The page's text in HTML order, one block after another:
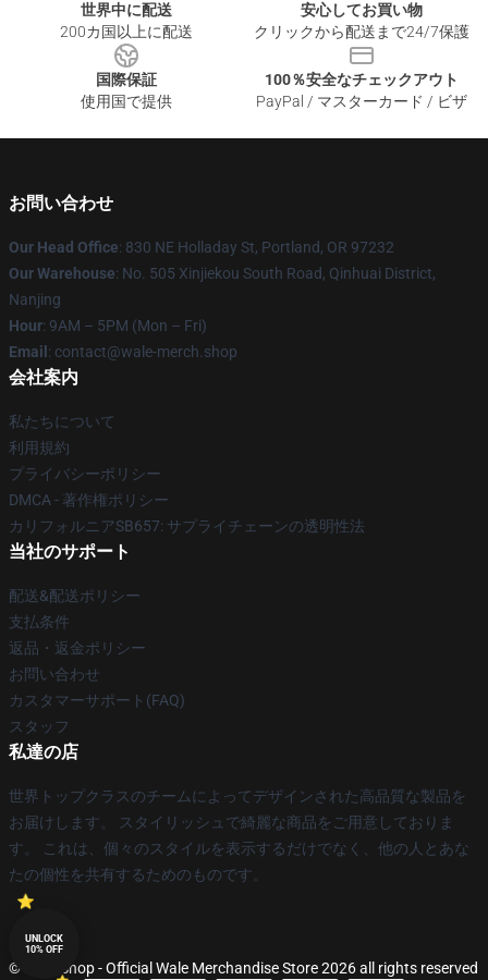
世界中に配送
200カ国以上に配送
安心してお買い物
クリックから配送まで24/7保護
国際保証
使用国で提供
100％安全なチェックアウト
PayPal / マスターカード / ビザ
お問い合わせ
Our Head Office: 830 NE Holladay St, Portland, OR 97232
Our Warehouse: No. 505 Xinjiekou South Road, Qinhuai District,
Nanjing
Hour: 9AM – 5PM (Mon – Fri)
Email : contact@wale-merch.shop
会社案内
私たちについて
利用規約
プライバシーポリシー
DMCA - 著作権ポリシー
カリフォルニアSB657: サプライチェーンの透明性法
当社のサポート
配送&配送ポリシー
支払条件
返品・返金ポリシー
お問い合わせ
カスタマーサポート(FAQ)
スタッフ
私達の店
世界トップクラスのチームによってデザインされた高品質な製品を
お届けします。 スタイリッシュで綺麗な商品をご用意しておりま
す。 これは、個々のスタイルを表示するだけでなく、他の人とあな
たの個性を共有するためのものです。
© Wale Shop - Official Wale Merchandise Store 2026 all rights reserved
UNLOCK
10% OFF